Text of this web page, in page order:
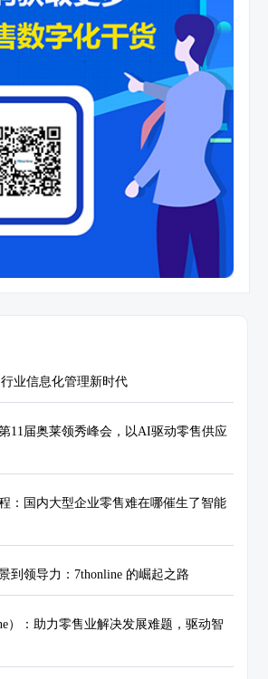
业信息化管理新时代
11届奥莱领秀峰会，以AI驱动零售供应
：国内大型企业零售难在哪催生了智能
到领导力：7thonline 的崛起之路
）：助力零售业解决发展难题，驱动智